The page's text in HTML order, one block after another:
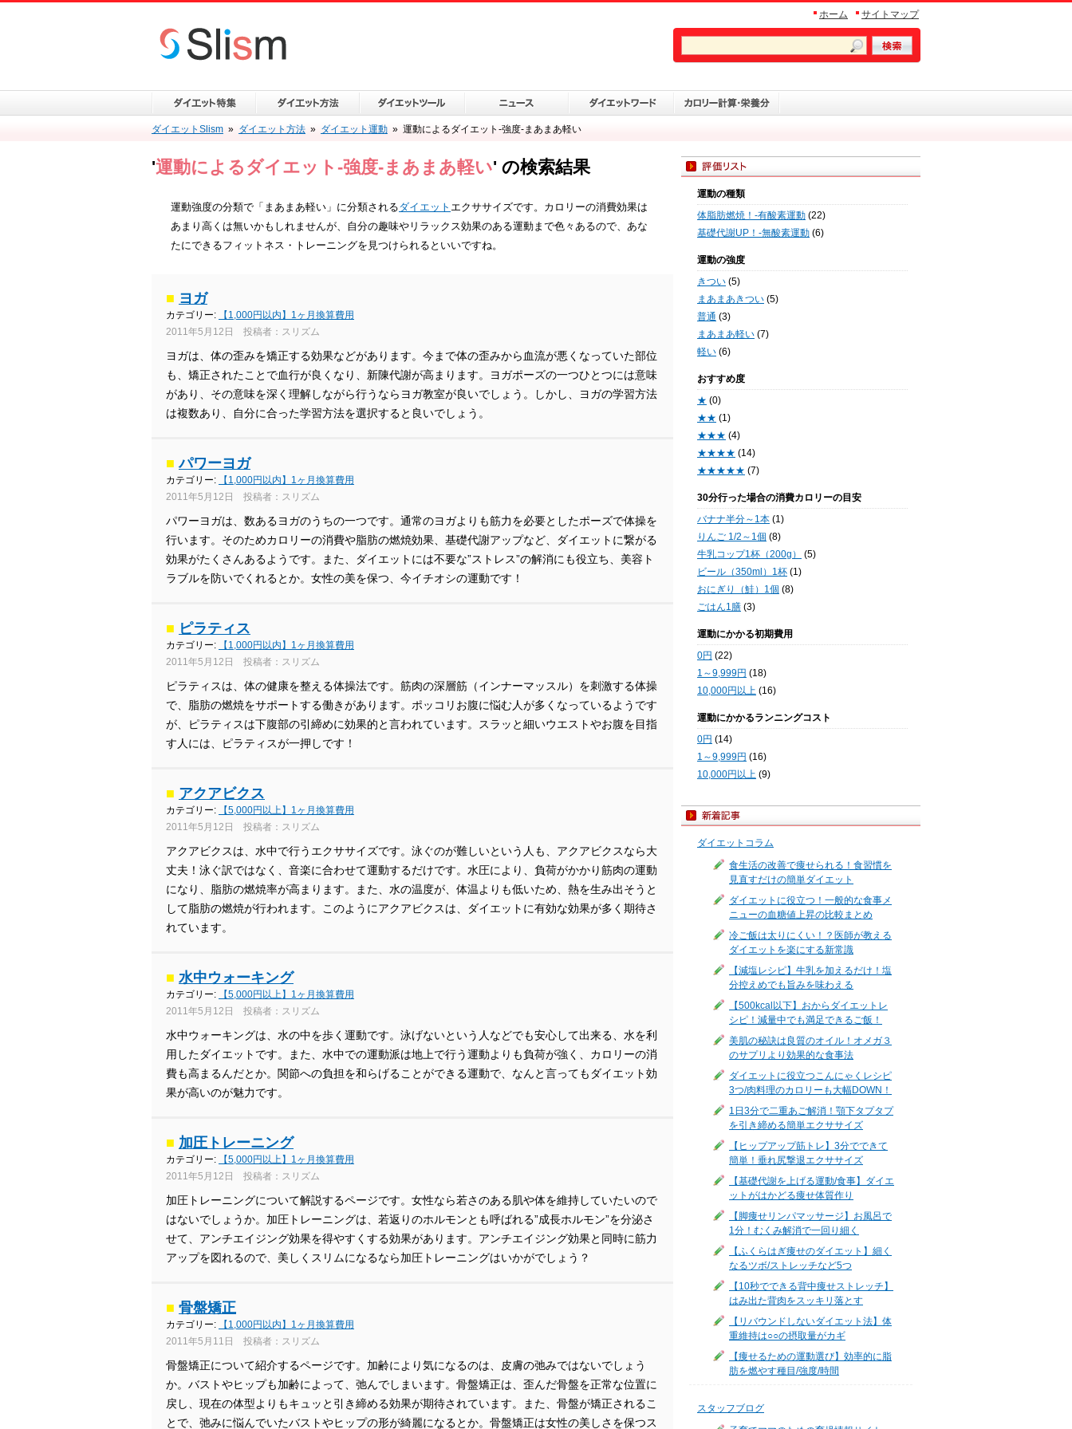
ホーム サイトマップ
ダイエットSlism » ダイエット方法 » ダイエット運動 » 運動によるダイエット-強度-まあまあ軽い
'運動によるダイエット-強度-まあまあ軽い' の検索結果
運動強度の分類で「まあまあ軽い」に分類されるダイエット エクササイズです。カロリーの消費効果は
あまり高くは無いかもしれませんが、自分の趣味やリラックス効果のある運動まで色々あるので、あな
たにできるフィットネス・トレーニングを見つけられるといいですね。
■ ヨガ
カテゴリー:
【1,000円以内】1ヶ月換算費用
2011年5月12日 投稿者：スリズム
ヨガは、体の歪みを矯正する効果などがあります。今まで体の歪みから血流が悪くなっていた部位
も、矯正されたことで血行が良くなり、新陳代謝が高まります。ヨガポーズの一つひとつには意味
があり、その意味を深く理解しながら行うならヨガ教室が良いでしょう。しかし、ヨガの学習方法
は複数あり、自分に合った学習方法を選択すると良いでしょう。
■ パワーヨガ
カテゴリー:
【1,000円以内】1ヶ月換算費用
2011年5月12日 投稿者：スリズム
パワーヨガは、数あるヨガのうちの一つです。通常のヨガよりも筋力を必要としたポーズで体操を
行います。そのためカロリーの消費や脂肪の燃焼効果、基礎代謝アップなど、ダイエットに繋がる
効果がたくさんあるようです。また、ダイエットには不要な”ストレス”の解消にも役立ち、美容ト
ラブルを防いでくれるとか。女性の美を保つ、今イチオシの運動です！
■ ピラティス
カテゴリー:
【1,000円以内】1ヶ月換算費用
2011年5月12日 投稿者：スリズム
ピラティスは、体の健康を整える体操法です。筋肉の深層筋（インナーマッスル）を刺激する体操
で、脂肪の燃焼をサポートする働きがあります。ポッコリお腹に悩む人が多くなっているようです
が、ピラティスは下腹部の引締めに効果的と言われています。スラッと細いウエストやお腹を目指
す人には、ピラティスが一押しです！
■ アクアビクス
カテゴリー:
【5,000円以上】1ヶ月換算費用
2011年5月12日 投稿者：スリズム
アクアビクスは、水中で行うエクササイズです。泳ぐのが難しいという人も、アクアビクスなら大
丈夫！泳ぐ訳ではなく、音楽に合わせて運動するだけです。水圧により、負荷がかかり筋肉の運動
になり、脂肪の燃焼率が高まります。また、水の温度が、体温よりも低いため、熱を生み出そうと
して脂肪の燃焼が行われます。このようにアクアビクスは、ダイエットに有効な効果が多く期待さ
れています。
■ 水中ウォーキング
カテゴリー:
【5,000円以上】1ヶ月換算費用
2011年5月12日 投稿者：スリズム
水中ウォーキングは、水の中を歩く運動です。泳げないという人などでも安心して出来る、水を利
用したダイエットです。また、水中での運動派は地上で行う運動よりも負荷が強く、カロリーの消
費も高まるんだとか。関節への負担を和らげることができる運動で、なんと言ってもダイエット効
果が高いのが魅力です。
■ 加圧トレーニング
カテゴリー:
【5,000円以上】1ヶ月換算費用
2011年5月12日 投稿者：スリズム
加圧トレーニングについて解説するページです。女性なら若さのある肌や体を維持していたいので
はないでしょうか。加圧トレーニングは、若返りのホルモンとも呼ばれる”成長ホルモン”を分泌さ
せて、アンチエイジング効果を得やすくする効果があります。アンチエイジング効果と同時に筋力
アップを図れるので、美しくスリムになるなら加圧トレーニングはいかがでしょう？
■ 骨盤矯正
カテゴリー:
【1,000円以内】1ヶ月換算費用
2011年5月11日 投稿者：スリズム
骨盤矯正について紹介するページです。加齢により気になるのは、皮膚の弛みではないでしょう
か。バストやヒップも加齢によって、弛んでしまいます。骨盤矯正は、歪んだ骨盤を正常な位置に
戻し、現在の体型よりもキュッと引き締める効果が期待されています。また、骨盤が矯正されるこ
とで、弛みに悩んでいたバストやヒップの形が綺麗になるとか。骨盤矯正は女性の美しさを保つス
運動の種類
体脂肪燃焼！-有酸素運動 (22)
基礎代謝UP！-無酸素運動 (6)
運動の強度
きつい (5)
まあまあきつい (5)
普通 (3)
まあまあ軽い (7)
軽い (6)
おすすめ度
★ (0)
★★ (1)
★★★ (4)
★★★★ (14)
★★★★★ (7)
30分行った場合の消費カロリーの目安
バナナ半分～1本 (1)
りんご 1/2～1個 (8)
牛乳コップ1杯（200g）
(5)
ビール（350ml）1杯 (1)
おにぎり（鮭）1個 (8)
ごはん1膳 (3)
運動にかかる初期費用
0円 (22)
1～9,999円 (18)
10,000円以上 (16)
運動にかかるランニングコスト
0円 (14)
1～9,999円 (16)
10,000円以上 (9)
ダイエットコラム
食生活の改善で痩せられる！食習慣を
見直すだけの簡単ダイエット
ダイエットに役立つ！一般的な食事メ
ニューの血糖値上昇の比較まとめ
冷ご飯は太りにくい！？医師が教える
ダイエットを楽にする新常識
【減塩レシピ】牛乳を加えるだけ！塩
分控えめでも旨みを味わえる
【500kcal以下】おからダイエットレ
シピ！減量中でも満足できるご飯！
美肌の秘訣は良質のオイル！オメガ３
のサプリより効果的な食事法
ダイエットに役立つこんにゃくレシピ
3つ/肉料理のカロリーも大幅DOWN！
1日3分で二重あご解消！顎下タプタプ
を引き締める簡単エクササイズ
【ヒップアップ筋トレ】3分でできて
簡単！垂れ尻撃退エクササイズ
【基礎代謝を上げる運動/食事】ダイエ
ットがはかどる痩せ体質作り
【脚痩せリンパマッサージ】お風呂で
1分！むくみ解消で一回り細く
【ふくらはぎ痩せのダイエット】細く
なるツボ/ストレッチなど5つ
【10秒でできる背中痩せストレッチ】
はみ出た背肉をスッキリ落とす
【リバウンドしないダイエット法】体
重維持は○○の摂取量がカギ
【痩せるための運動選び】効率的に脂
肪を燃やす種目/強度/時間
スタッフブログ